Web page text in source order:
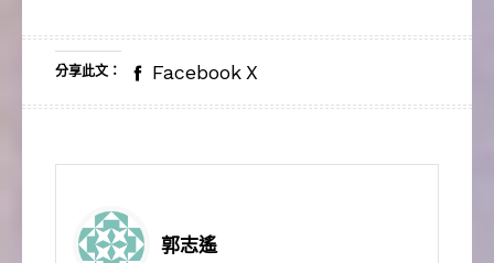
分享此文： Facebook X
郭志遙